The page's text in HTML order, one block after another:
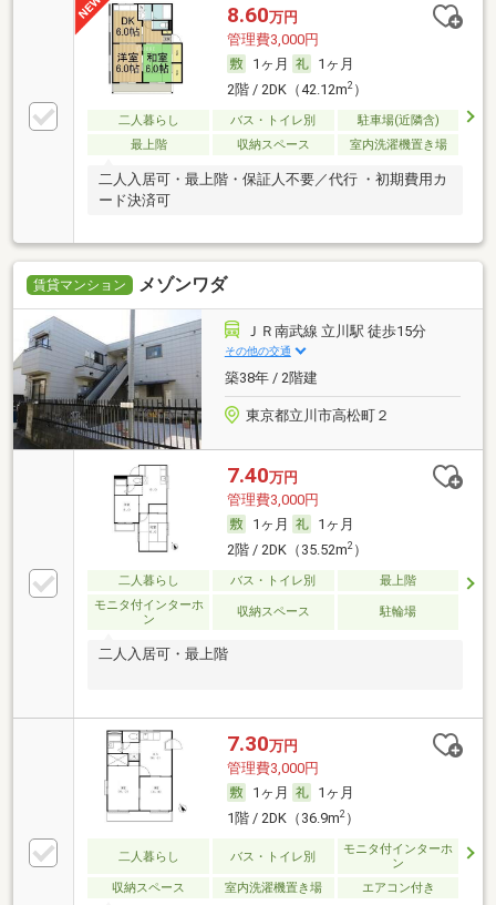
8.60万円
管理費3,000円
1ヶ月
1ヶ月
2階 / 2DK（42.12m2）
二人暮らし バス・トイレ別
駐車場(近隣含)
最上階
収納スペース 室内洗濯機置き場
二人入居可・最上階・保証人不要／代行 ・初期費用カ
ード決済可
賃貸マンション メゾンワダ
ＪＲ南武線 立川駅 徒歩15分
その他の交通
築38年 / 2階建
東京都立川市高松町２
7.40万円
管理費3,000円
1ヶ月
1ヶ月
2階 / 2DK（35.52m2）
二人暮らし バス・トイレ別
最上階
モニタ付インターホ
ン
収納スペース 駐輪場
二人入居可・最上階
7.30万円
管理費3,000円
1ヶ月
1ヶ月
1階 / 2DK（36.9m2）
二人暮らし バス・トイレ別
モニタ付インターホ
ン
収納スペース
室内洗濯機置き場 エアコン付き